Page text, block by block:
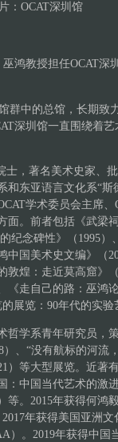
：OCAT深圳馆
鸿教授担任OCAT深
群中的总馆，长期致
深圳馆一直围绕着
，著名美术史家、
东亚语言文化系“斯
学术委员会主席、
面。前者包括《武梁
纪念碑性》（1995）
中国美术史文编》（
敦煌：走近莫高窟》
《走自己的路：巫鸿
展览：90年代的实验
哲学系青年研究员，
、“没有航标的河流
）等大型展览。近
中国当代艺术的激
等。2015年获得何鸿
年获得美国亚洲
）。2019年获得中国